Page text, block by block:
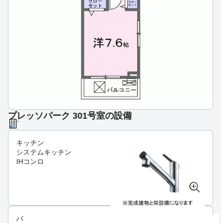
プレッソパーク 301号室の設備
キッチン
システムキッチン
IHコンロ
バ